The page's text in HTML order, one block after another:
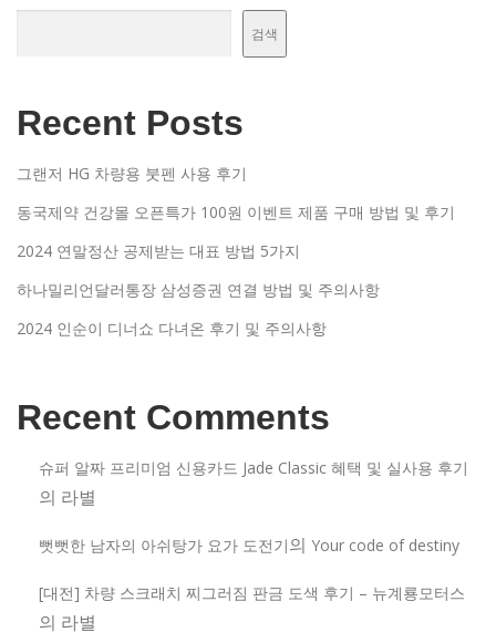
검색
Recent Posts
그랜저 HG 차량용 붓펜 사용 후기
동국제약 건강몰 오픈특가 100원 이벤트 제품 구매 방법 및 후기
2024 연말정산 공제받는 대표 방법 5가지
하나밀리언달러통장 삼성증권 연결 방법 및 주의사항
2024 인순이 디너쇼 다녀온 후기 및 주의사항
Recent Comments
슈퍼 알짜 프리미엄 신용카드 Jade Classic 혜택 및 실사용 후기
의 라별
뻣뻣한 남자의 아쉬탕가 요가 도전기의 Your code of destiny
[대전] 차량 스크래치 찌그러짐 판금 도색 후기 – 뉴계룡모터스
의 라별